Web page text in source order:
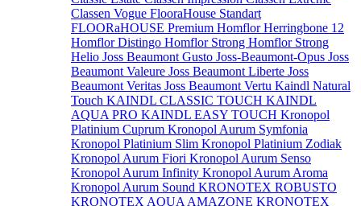
Classen Vogue FlooraHouse Standart
FLOORaHOUSE Premium Homflor Herringbone 12
Homflor Distingo Homflor Strong Homflor Strong
Helio Joss Beaumont Gusto Joss-Beaumont-Opus Joss
Beaumont Valeure Joss Beaumont Liberte Joss
Beaumont Veritas Joss Beaumont Vertu Kaindl Natural
Touch KAINDL CLASSIC TOUCH KAINDL
AQUA PRO KAINDL EASY TOUCH Kronopol
Platinium Cuprum Kronopol Aurum Symfonia
Kronopol Platinium Slim Kronopol Platinium Zodiak
Kronopol Aurum Fiori Kronopol Aurum Senso
Kronopol Aurum Infinity Kronopol Aurum Aroma
Kronopol Aurum Sound KRONOTEX ROBUSTO
KRONOTEX AQUA AMAZONE KRONOTEX